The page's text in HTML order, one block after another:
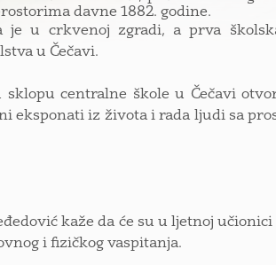
davne 1882. godine.
je u crkvenoj zgradi, a prva
u Čečavi.
sklopu centralne škole u Čečavi
eksponati iz života i rada ljudi sa
kaže da će su u ljetnoj
i fizičkog vaspitanja.